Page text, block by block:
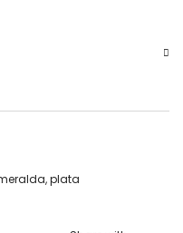
,plata